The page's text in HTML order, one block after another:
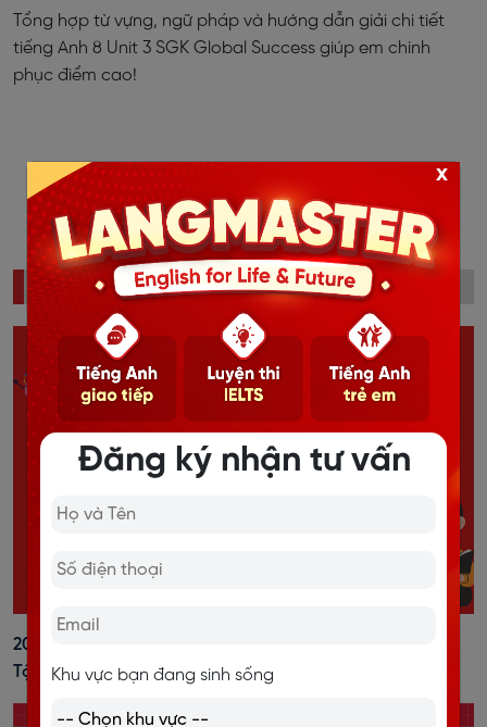
Tổng hợp từ vựng, ngữ pháp và hướng dẫn giải chi tiết
tiếng Anh 8 Unit 3 SGK Global Success giúp em chinh
phục điểm cao!
‹ 1 2 3 4 ›
ĐỌC NHIỀU
20+ Cách Đánh Trọng Âm Tiếng Anh Dễ Nhớ, Kèm Bài
Tập Vận Dụng
Đăng ký nhận tư vấn
Khu vực bạn đang sinh sống
x